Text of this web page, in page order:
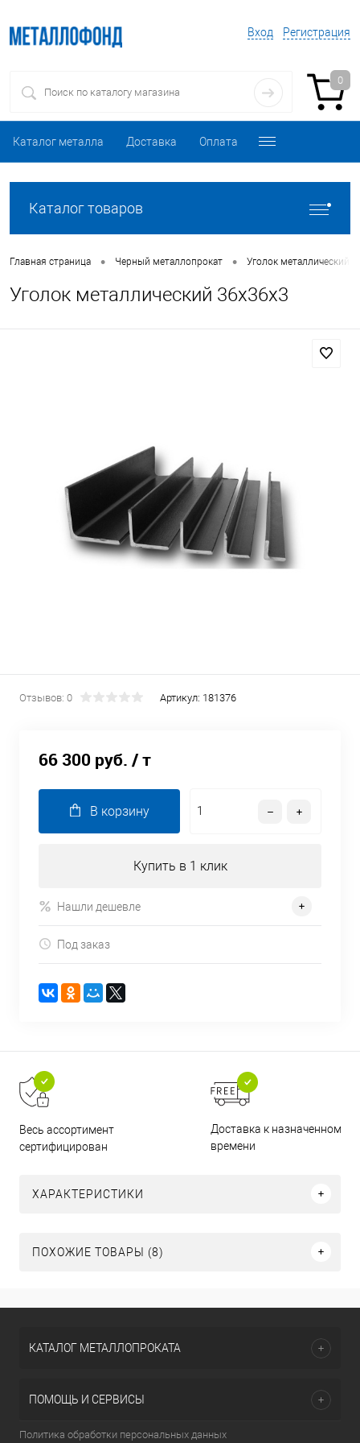
Вход Регистрация
0
Каталог металла Доставка Оплата
Каталог товаров
Главная страница • Черный металлопрокат • Уголок металлический
Уголок металлический 36х36х3
Отзывов: 0 Артикул: 181376
66 300 руб. / т
В корзину
Купить в 1 клик
Нашли дешевле
Под заказ
Весь ассортимент
сертифицирован
Доставка к назначенному
времени
ХАРАКТЕРИСТИКИ
ПОХОЖИЕ ТОВАРЫ (8)
КАТАЛОГ МЕТАЛЛОПРОКАТА
ПОМОЩЬ И СЕРВИСЫ
Политика обработки персональных данных